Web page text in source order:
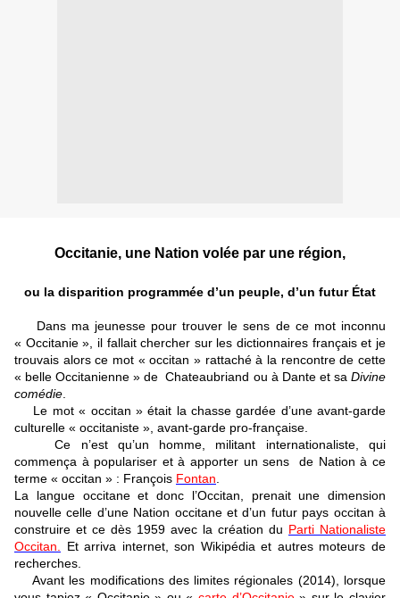
Occitanie, une Nation volée par une région,
ou la disparition programmée d’un peuple, d’un futur État
Dans ma jeunesse pour trouver le sens de ce mot inconnu
« Occitanie », il fallait chercher sur les dictionnaires français et je
trouvais alors ce mot « occitan » rattaché à la rencontre de cette
« belle Occitanienne » de Chateaubriand ou à Dante et sa Divine
comédie
Le mot « occitan » était la chasse gardée d’une avant-garde
culturelle « occitaniste », avant-garde pro-française.
Ce n’est qu’un homme, militant internationaliste, qui
commença à populariser et à apporter un sens de Nation à ce
terme « occitan » : François Fontan
La langue occitane et donc l’Occitan, prenait une dimension
nouvelle celle d’une Nation occitane et d’un futur pays occitan à
construire et ce dès 1959 avec la création du Parti Nationaliste
Occitan.
Et arriva internet, son Wikipédia et autres moteurs de
recherches.
Avant les modifications des limites régionales (2014), lorsque